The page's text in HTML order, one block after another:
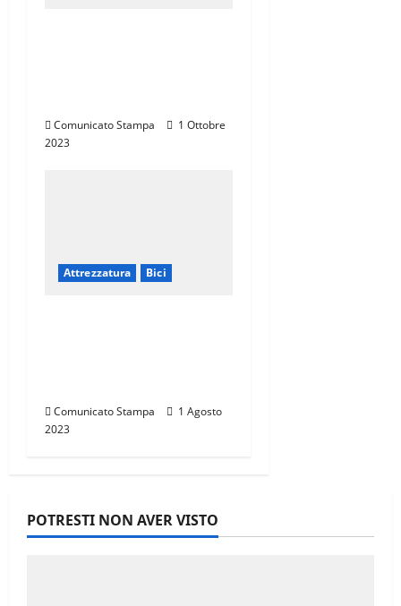
Comunicato Stampa
1 Ottobre
2023
Attrezzatura Bici
Comunicato Stampa
1 Agosto
2023
POTRESTI NON AVER VISTO